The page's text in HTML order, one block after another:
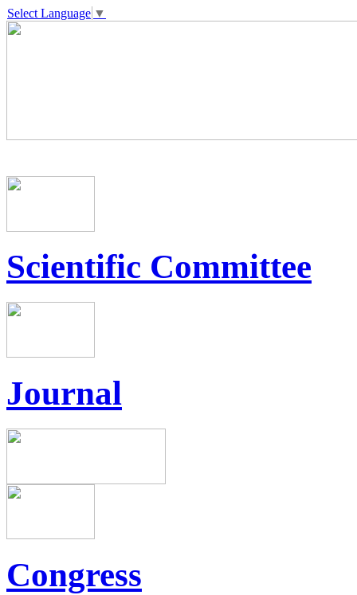
Select Language ▼
Scientific Committee
Journal
Congress